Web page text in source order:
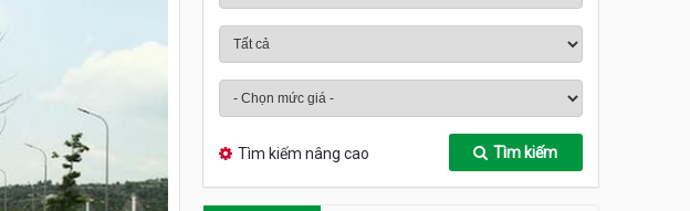
Tìm kiếm nâng cao Tìm kiếm